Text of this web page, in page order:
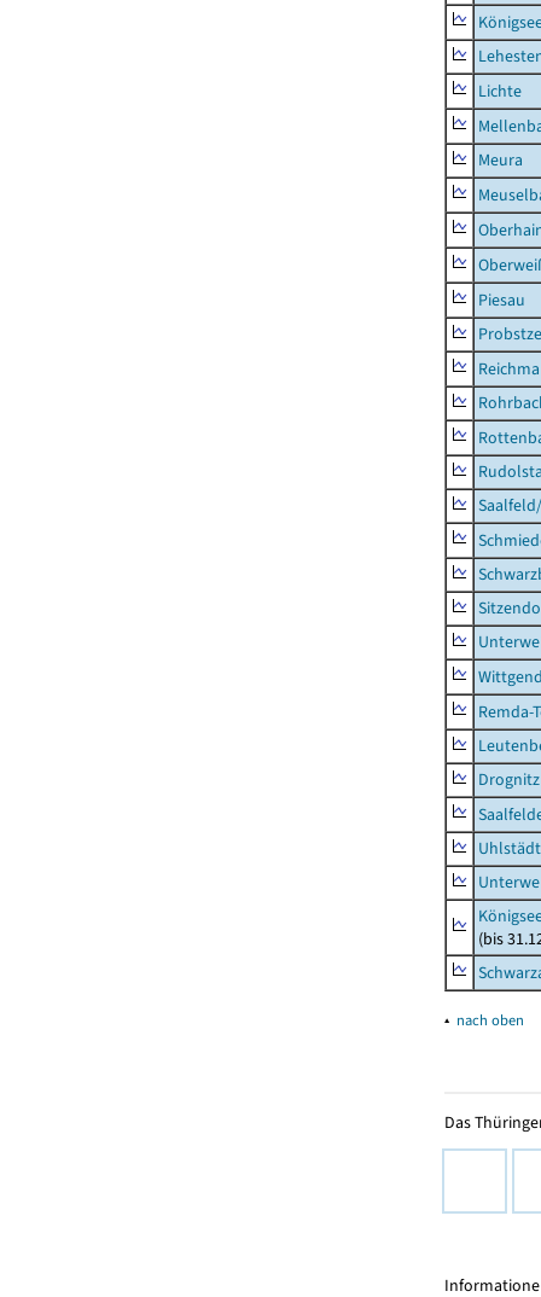
Lichte
Meura
Piesau
Remda-
Drognitz
(bis
▴ nach oben
Das